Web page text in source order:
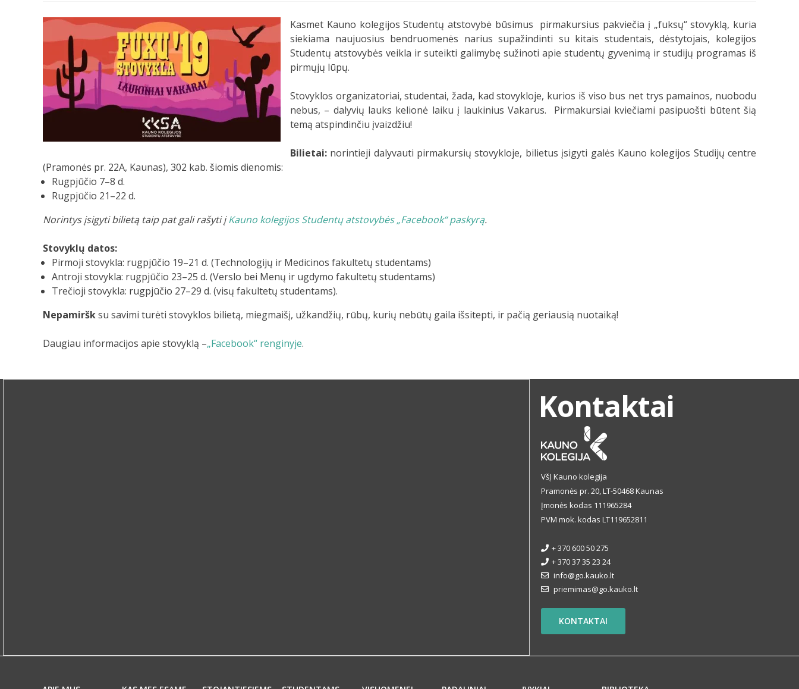
Kasmet Kauno kolegijos Studentų atstovybė būsimus pirmakursius pakviečia į „fuksų“ stovyklą, kuria
siekiama naujuosius bendruomenės narius supažindinti su kitais studentais, dėstytojais, kolegijos
Studentų atstovybės veikla ir suteikti galimybę sužinoti apie studentų gyvenimą ir studijų programas iš
pirmųjų lūpų.
Stovyklos organizatoriai, studentai, žada, kad stovykloje, kurios iš viso bus net trys pamainos, nuobodu
nebus, – dalyvių lauks kelionė laiku į laukinius Vakarus. Pirmakursiai kviečiami pasipuošti būtent šią
temą atspindinčiu įvaizdžiu!
Bilietai: norintieji dalyvauti pirmakursių stovykloje, bilietus įsigyti galės Kauno kolegijos Studijų centre
(Pramonės pr. 22A, Kaunas), 302 kab. šiomis dienomis:
Rugpjūčio 7–8 d.
Rugpjūčio 21–22 d.
Norintys įsigyti bilietą taip pat gali rašyti įKauno kolegijos Studentų atstovybės „Facebook“ paskyrą.
Stovyklų datos:
Pirmoji stovykla: rugpjūčio 19–21 d. (Technologijų ir Medicinos fakultetų studentams)
Antroji stovykla: rugpjūčio 23–25 d. (Verslo bei Menų ir ugdymo fakultetų studentams)
Trečioji stovykla: rugpjūčio 27–29 d. (visų fakultetų studentams).
Nepamiršksu savimi turėti stovyklos bilietą, miegmaišį, užkandžių, rūbų, kurių nebūtų gaila išsitepti, ir pačią geriausią nuotaiką!
Daugiau informacijos apie stovyklą –„Facebook“ renginyje.
Kontaktai
VšĮ Kauno kolegija
Pramonės pr. 20, LT-50468 Kaunas
Įmonės kodas 111965284
PVM mok. kodas LT119652811
+ 370 600 50 275
+ 370 37 35 23 24
info@go.kauko.lt
priemimas@go.kauko.lt
KONTAKTAI